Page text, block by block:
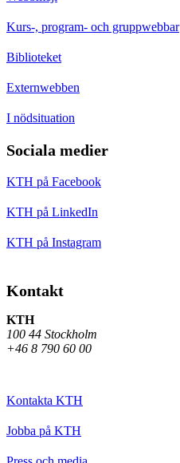
Kurs-, program- och gruppwebbar
Biblioteket
Externwebben
I nödsituation
Sociala medier
KTH på Facebook
KTH på LinkedIn
KTH på Instagram
Kontakt
KTH
100 44 Stockholm
+46 8 790 60 00
Kontakta KTH
Jobba på KTH